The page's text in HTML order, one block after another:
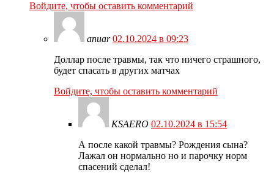
Войдите, чтобы оставить комментарий
anuar 02.10.2024 в 09:23
Доллар после травмы, так что ничего страшного,
будет спасать в других матчах
Войдите, чтобы оставить комментарий
KSAERO 02.10.2024 в 15:54
А после какой травмы? Рождения сына?
Лажал он нормально но и парочку норм
спасений сделал!